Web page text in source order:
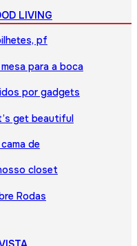
LIVING
pf
para a boca
por gadgets
get beautiful
de
closet
Rodas